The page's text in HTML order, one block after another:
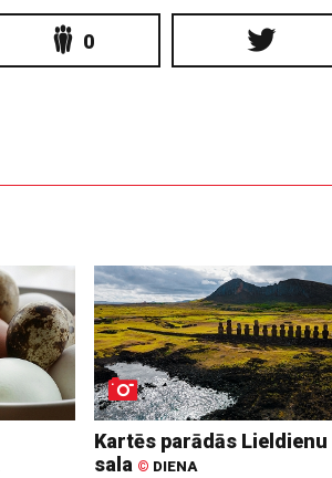
0
Kartēs parādās Lieldienu
sala © DIENA